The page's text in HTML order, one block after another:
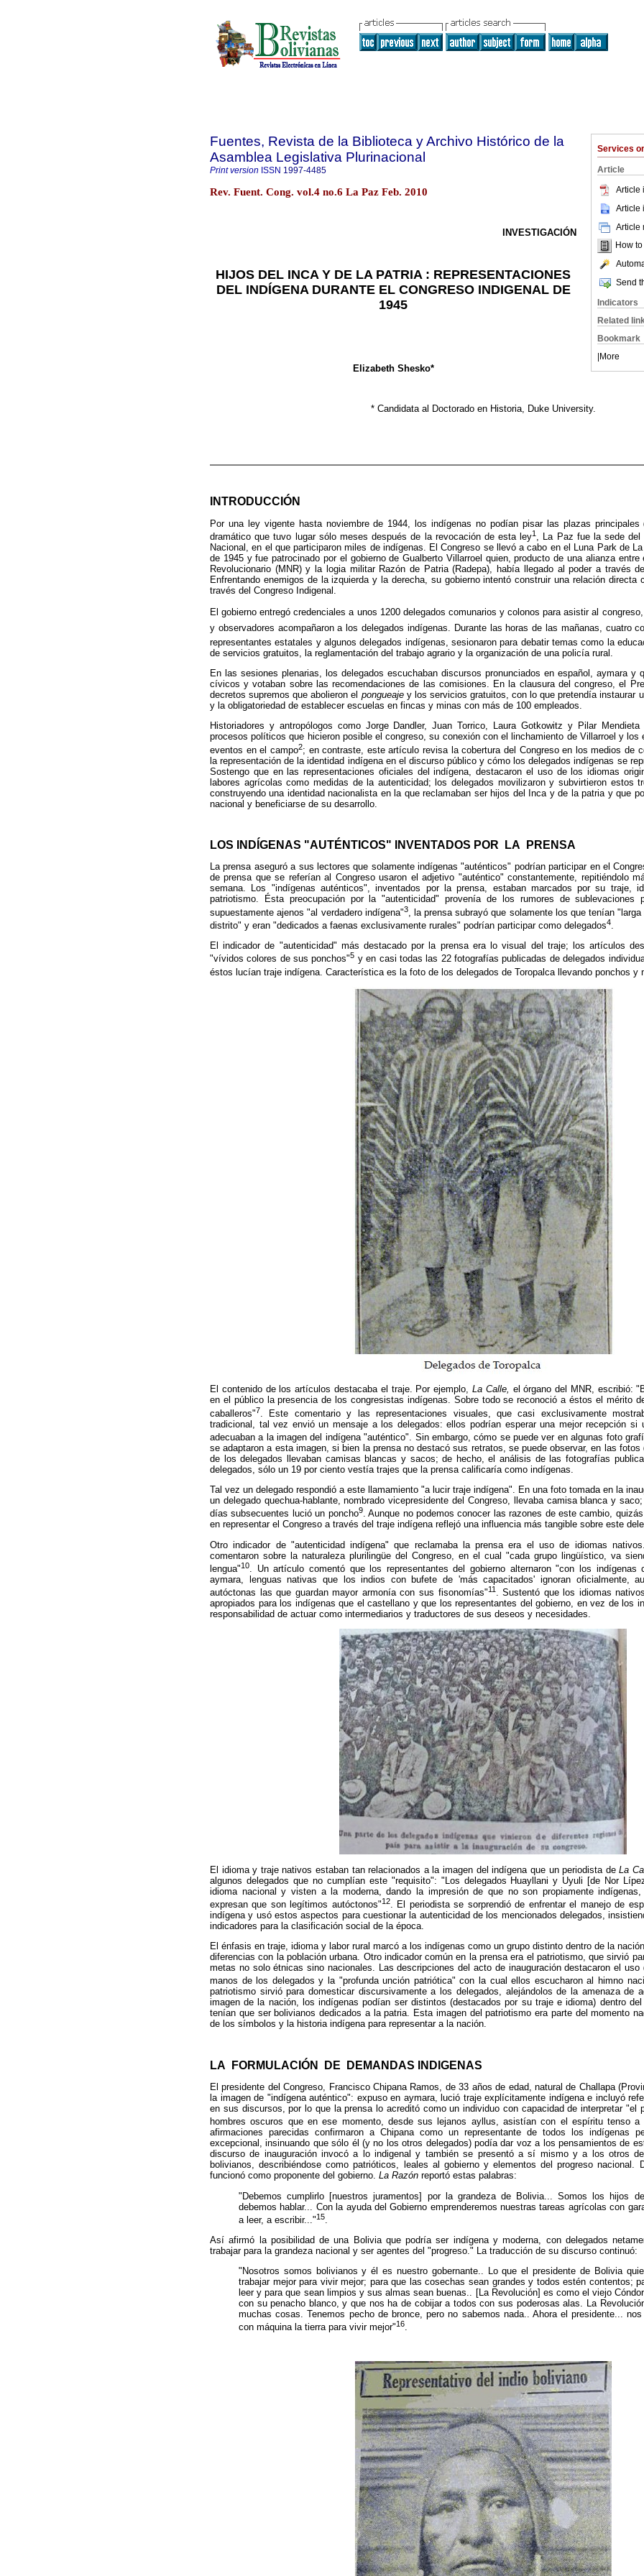
Services
Article
Article
Article
Article
How
Send
Indicators
Related
Bookmark
More
Fuentes, Revista de la Biblioteca y Archivo Histórico de la
Asamblea Legislativa Plurinacional
Print version ISSN 1997-4485
Rev. Fuent. Cong. vol.4 no.6 La Paz Feb. 2010
INVESTIGACIÓN
HIJOS DEL INCA Y DE LA PATRIA : REPRESENTACIONES
DEL INDÍGENA DURANTE EL CONGRESO INDIGENAL DE
1945
Elizabeth Shesko*
* Candidata al Doctorado en Historia, Duke University.
INTRODUCCIÓN
Por una ley vigente hasta noviembre de 1944, los indígenas no podían pisar las plazas
dramático que tuvo lugar sólo meses después de la revocación de esta ley1
, La Paz fue la sede del
Nacional, en el que participaron miles de indígenas. El Congreso se llevó a cabo en el Luna Park de
de 1945 y fue patrocinado por el gobierno de Gualberto Villarroel quien, producto de una alianza
Revolucionario (MNR) y la logia militar Razón de Patria (Radepa), había llegado al poder a través
Enfrentando enemigos de la izquierda y la derecha, su gobierno intentó construir una relación directa
través del Congreso Indigenal.
El gobierno entregó credenciales a unos 1200 delegados comunarios y colonos para asistir al
y observadores acompañaron a los delegados indígenas. Durante las horas de las mañanas, cuatro
representantes estatales y algunos delegados indígenas, sesionaron para debatir temas como la
de servicios gratuitos, la reglamentación del trabajo agrario y la organización de una policía rural.
En las sesiones plenarias, los delegados escuchaban discursos pronunciados en español, aymara y
cívicos y votaban sobre las recomendaciones de las comisiones. En la clausura del congreso, el
decretos supremos que abolieron el pongueaje y los servicios gratuitos, con lo que pretendía instaurar
y la obligatoriedad de establecer escuelas en fincas y minas con más de 100 empleados.
Historiadores y antropólogos como Jorge Dandler, Juan Torrico, Laura Gotkowitz y Pilar
procesos políticos que hicieron posible el congreso, su conexión con el linchamiento de Villarroel y los
eventos en el campo2; en contraste, este artículo revisa la cobertura del Congreso en los medios de
la representación de la identidad indígena en el discurso público y cómo los delegados indígenas se
Sostengo que en las representaciones oficiales del indígena, destacaron el uso de los idiomas
labores agrícolas como medidas de la autenticidad; los delegados movilizaron y subvirtieron estos
construyendo una identidad nacionalista en la que reclamaban ser hijos del Inca y de la patria y que
nacional y beneficiarse de su desarrollo.
LOS INDÍGENAS "AUTÉNTICOS" INVENTADOS POR LA PRENSA
La prensa aseguró a sus lectores que solamente indígenas "auténticos" podrían participar en el
de prensa que se referían al Congreso usaron el adjetivo "auténtico" constantemente, repitiéndolo
semana. Los "indígenas auténticos", inventados por la prensa, estaban marcados por su traje,
patriotismo. Ésta preocupación por la "autenticidad" provenía de los rumores de sublevaciones
supuestamente ajenos "al verdadero indígena"3, la prensa subrayó que solamente los que tenían
distrito" y eran "dedicados a faenas exclusivamente rurales" podrían participar como delegados4
El indicador de "autenticidad" más destacado por la prensa era lo visual del traje; los artículos
"vívidos colores de sus ponchos"5 y en casi todas las 22 fotografías publicadas de delegados
éstos lucían traje indígena. Característica es la foto de los delegados de Toropalca llevando ponchos y
El contenido de los artículos destacaba el traje. Por ejemplo, La Calle, el órgano del MNR, escribió:
en el público la presencia de los congresistas indígenas. Sobre todo se reconoció a éstos el mérito
caballeros"7
. Este comentario y las representaciones visuales, que casi exclusivamente
tradicional, tal vez envió un mensaje a los delegados: ellos podrían esperar una mejor recepción si
adecuaban a la imagen del indígena "auténtico". Sin embargo, cómo se puede ver en algunas foto
se adaptaron a esta imagen, si bien la prensa no destacó sus retratos, se puede observar, en las
de los delegados llevaban camisas blancas y sacos; de hecho, el análisis de las fotografías
delegados, sólo un 19 por ciento vestía trajes que la prensa calificaría como indígenas.
Tal vez un delegado respondió a este llamamiento "a lucir traje indígena". En una foto tomada en la
un delegado quechua-hablante, nombrado vicepresidente del Congreso, llevaba camisa blanca y
días subsecuentes lució un poncho9. Aunque no podemos conocer las razones de este cambio,
en representar el Congreso a través del traje indígena reflejó una influencia más tangible sobre este
Otro indicador de "autenticidad indígena" que reclamaba la prensa era el uso de idiomas
comentaron sobre la naturaleza plurilingüe del Congreso, en el cual "cada grupo lingüístico, va
lengua"10
. Un artículo comentó que los representantes del gobierno alternaron "con los indígenas
aymara, lenguas nativas que los indios con bufete de 'más capacitados' ignoran oficialmente,
autóctonas las que guardan mayor armonía con sus fisonomías"11. Sustentó que los idiomas
apropiados para los indígenas que el castellano y que los representantes del gobierno, en vez de los
responsabilidad de actuar como intermediarios y traductores de sus deseos y necesidades.
El idioma y traje nativos estaban tan relacionados a la imagen del indígena que un periodista deLa
algunos delegados que no cumplían este "requisito": "Los delegados Huayllani y Uyuli [de Nor
idioma nacional y visten a la moderna, dando la impresión de que no son propiamente
expresan que son legítimos autóctonos"12. El periodista se sorprendió de enfrentar el manejo de
indígena y usó estos aspectos para cuestionar la autenticidad de los mencionados delegados,
indicadores para la clasificación social de la época.
El énfasis en traje, idioma y labor rural marcó a los indígenas como un grupo distinto dentro de la
diferencias con la población urbana. Otro indicador común en la prensa era el patriotismo, que sirvió
metas no solo étnicas sino nacionales. Las descripciones del acto de inauguración destacaron el uso
manos de los delegados y la "profunda unción patriótica" con la cual ellos escucharon al himno
patriotismo sirvió para domesticar discursivamente a los delegados, alejándolos de la amenaza de
imagen de la nación, los indígenas podían ser distintos (destacados por su traje e idioma) dentro
tenían que ser bolivianos dedicados a la patria. Esta imagen del patriotismo era parte del momento
de los símbolos y la historia indígena para representar a la nación.
LA FORMULACIÓN DE DEMANDAS INDIGENAS
El presidente del Congreso, Francisco Chipana Ramos, de 33 años de edad, natural de Challapa
la imagen de "indígena auténtico": expuso en aymara, lució traje explícitamente indígena e incluyó
en sus discursos, por lo que la prensa lo acreditó como un individuo con capacidad de interpretar "el
hombres oscuros que en ese momento, desde sus lejanos ayllus, asistían con el espíritu tenso a
afirmaciones parecidas confirmaron a Chipana como un representante de todos los indígenas
excepcional, insinuando que sólo él (y no los otros delegados) podía dar voz a los pensamientos de
discurso de inauguración invocó a lo indigenal y también se presentó a sí mismo y a los otros
bolivianos, describiéndose como patrióticos, leales al gobierno y elementos del progreso nacional.
funcionó como proponente del gobierno. La Razón reportó estas palabras:
"Debemos cumplirlo [nuestros juramentos] por la grandeza de Bolivia... Somos los hijos
debemos hablar... Con la ayuda del Gobierno emprenderemos nuestras tareas agrícolas con
a leer, a escribir..."15
Así afirmó la posibilidad de una Bolivia que podría ser indígena y moderna, con delegados
trabajar para la grandeza nacional y ser agentes del "progreso." La traducción de su discurso continuó:
"Nosotros somos bolivianos y él es nuestro gobernante.. Lo que el presidente de Bolivia
trabajar mejor para vivir mejor; para que las cosechas sean grandes y todos estén contentos;
leer y para que sean limpios y sus almas sean buenas.. [La Revolución] es como el viejo
con su penacho blanco, y que nos ha de cobijar a todos con sus poderosas alas. La
muchas cosas. Tenemos pecho de bronce, pero no sabemos nada.. Ahora el presidente...
con máquina la tierra para vivir mejor"16.